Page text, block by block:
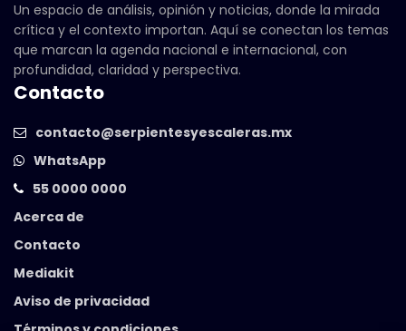
Un espacio de análisis, opinión y noticias, donde la mirada
crítica y el contexto importan. Aquí se conectan los temas
que marcan la agenda nacional e internacional, con
profundidad, claridad y perspectiva.
Contacto
contacto@serpientesyescaleras.mx
WhatsApp
55 0000 0000
Acerca de
Contacto
Mediakit
Aviso de privacidad